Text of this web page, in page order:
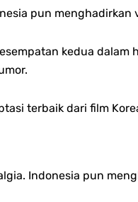
pun
kedua dalam
terbaik dari film
Indonesia pun